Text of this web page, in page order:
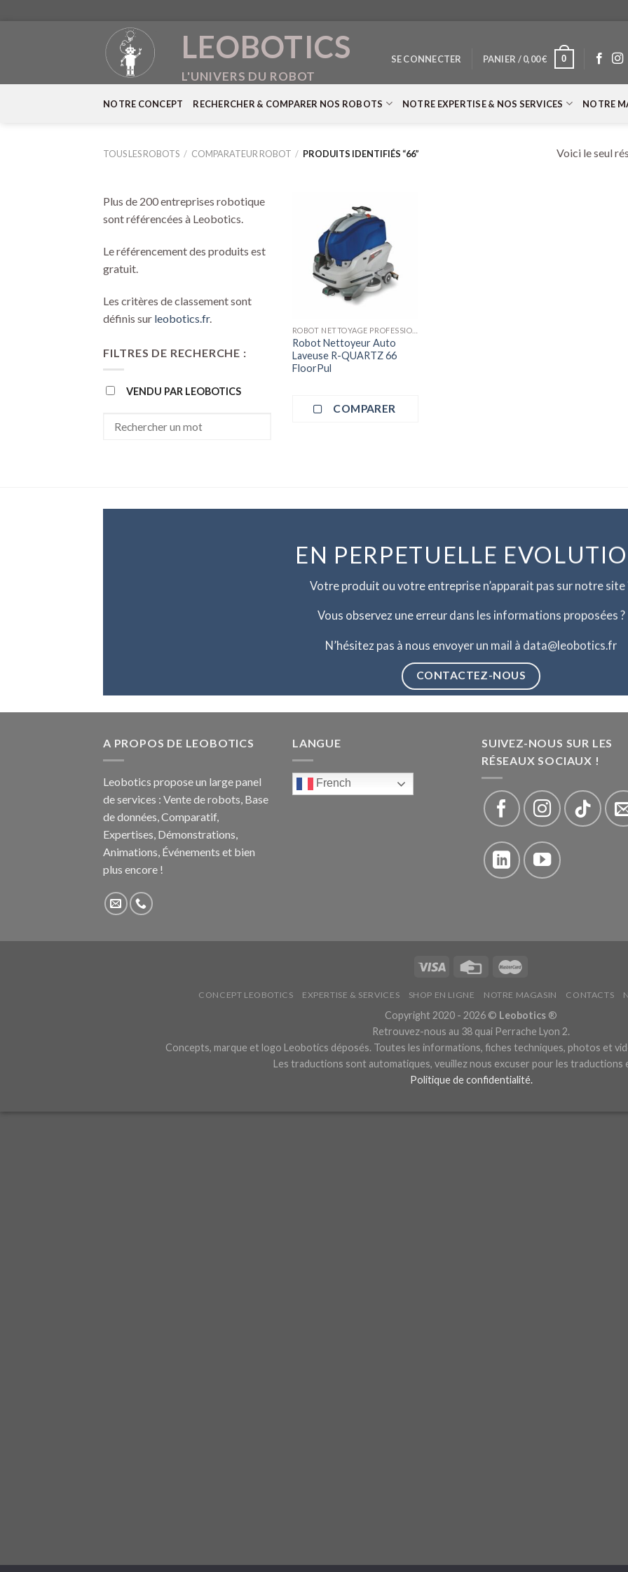
LEOBOTICS
L'UNIVERS DU ROBOT
SE CONNECTER PANIER /0,00€ 0
NOTRE CONCEPT RECHERCHER & COMPARER NOS ROBOTS NOTRE EXPERTISE & NOS SERVICES NOTRE
TOUS LES ROBOTS / COMPARATEUR ROBOT / PRODUITS IDENTIFIÉS “66” Voici le seul
Plus de 200 entreprises robotique
sont référencées à Leobotics.
Le référencement des produits est
gratuit.
Les critères de classement sont
définis sur leobotics.fr.
FILTRES DE RECHERCHE :
VENDU PAR LEOBOTICS
Robot Nettoyeur Auto
Laveuse R-QUARTZ 66
FloorPul
COMPARER
EN PERPETUELLE
Votre produit ou votre entreprise n’apparait pas sur notre site
Vous observez une erreur dans les informations proposées ?
N’hésitez pas à nous envoyer un mail à data@leobotics.fr
CONTACTEZ-NOUS
A PROPOS DE LEOBOTICS
Leobotics propose un large panel
de services : Vente de robots, Base
de données, Comparatif,
Expertises, Démonstrations,
Animations, Événements et bien
plus encore !
LANGUE
French
SUIVEZ-NOUS SUR LES
RÉSEAUX SOCIAUX !
CONCEPT LEOBOTICS EXPERTISE & SERVICES SHOP EN LIGNE NOTRE MAGASIN CONTACTS
Copyright 2020 - 2026 © Leobotics ®
Retrouvez-nous au 38 quai Perrache Lyon 2.
Concepts, marque et logo Leobotics déposés. Toutes les informations, fiches techniques, photos et
Les traductions sont automatiques, veuillez nous excuser pour les traductions
Politique de confidentialité.